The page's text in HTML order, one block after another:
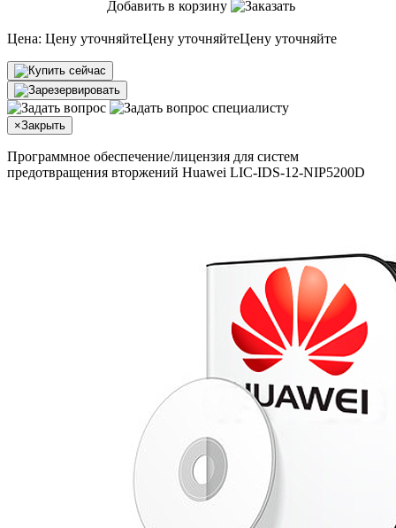
Добавить в корзину
Цена: Цену уточняйтеЦену уточняйтеЦену уточняйте
×Закрыть
Программное обеспечение/лицензия для систем
предотвращения вторжений Huawei LIC-IDS-12-NIP5200D